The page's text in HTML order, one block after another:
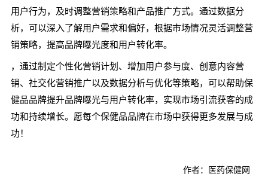
用户行为，及时调整营销策略和产品推广方式。通过数据分
析，可以深入了解用户需求和偏好，根据市场情况灵活调整营
销策略，提高品牌曝光度和用户转化率。
，通过制定个性化营销计划、增加用户参与度、创意内容营
销、社交化营销推广以及数据分析与优化等策略，可以帮助保
健品品牌提升品牌曝光与用户转化率，实现市场引流获客的成
功和持续增长。愿每个保健品品牌在市场中获得更多发展与成
功！
作者：医药保健网